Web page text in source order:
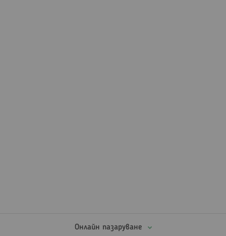
Онлайн пазаруване